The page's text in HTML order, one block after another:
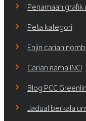
Penamaan grafik
Peta kategori
Enjin carian
Carian nama INCI
Blog PCC
Jadual berkala